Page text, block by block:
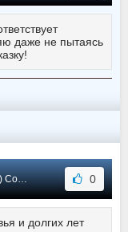
даже не пытаясь
#540 0
и долгих лет